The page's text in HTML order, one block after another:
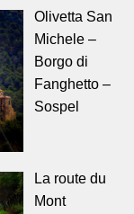
Olivetta San
Michele –
Borgo di
Fanghetto –
Sospel
La route du
Mont